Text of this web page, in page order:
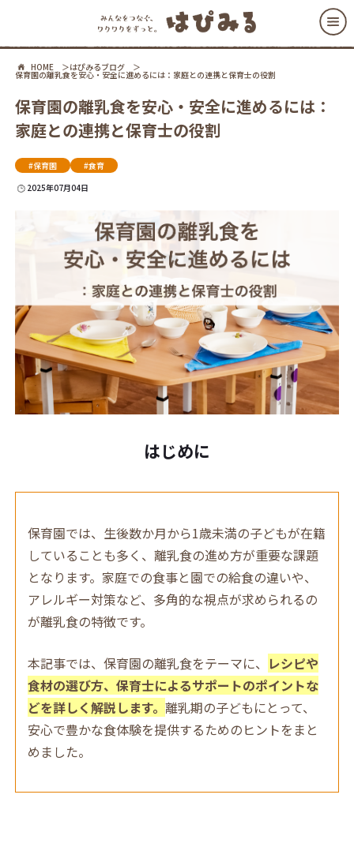
HOME はぴみるブログ
保育園の離乳食を安心・安全に進めるには：家庭との連携と保育士の役割
保育園の離乳食を安心・安全に進めるには：
家庭との連携と保育士の役割
#保育園
#食育
2025年07月04日
はじめに
保育園では、生後数か月から1歳未満の子どもが在籍
していることも多く、離乳食の進め方が重要な課題
となります。家庭での食事と園での給食の違いや、
アレルギー対策など、多角的な視点が求められるの
が離乳食の特徴です。
本記事では、保育園の離乳食をテーマに、 レシピや
食材の選び方、保育士によるサポートのポイントな
どを詳しく解説します。 離乳期の子どもにとって、
安心で豊かな食体験を提供するためのヒントをまと
めました。